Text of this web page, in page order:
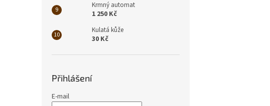
Krmný automat
1 250 Kč
Kulatá kůže
30 Kč
Přihlášení
E-mail